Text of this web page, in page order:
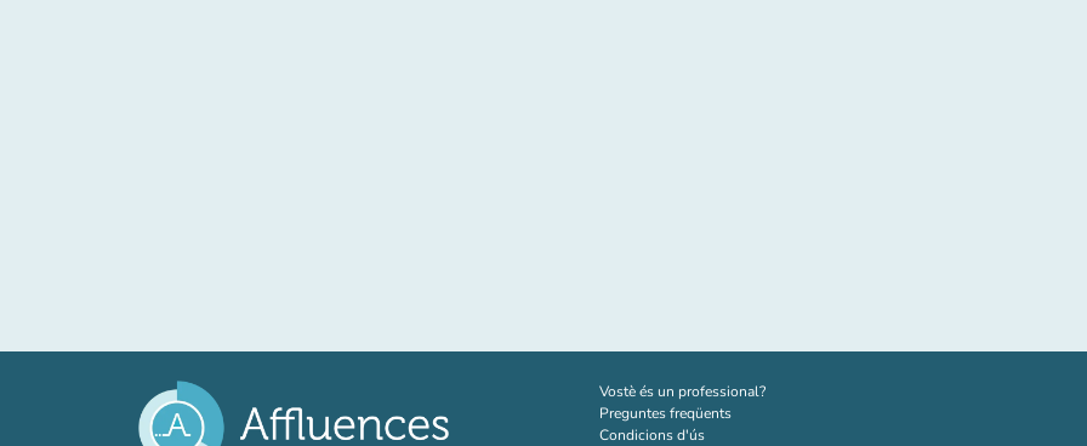
Vostè és un professional?(new tab)
Preguntes freqüents
Condicions d'ús